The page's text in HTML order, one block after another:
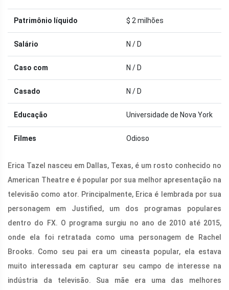
Patrimônio líquido $ 2 milhões
Salário N / D
Caso com N / D
Casado N / D
Educação Universidade de Nova York
Filmes Odioso
Erica Tazel nasceu em Dallas, Texas, é um rosto conhecido no
American Theatre e é popular por sua melhor apresentação na
televisão como ator. Principalmente, Erica é lembrada por sua
personagem em Justified, um dos programas populares
dentro do FX. O programa surgiu no ano de 2010 até 2015,
onde ela foi retratada como uma personagem de Rachel
Brooks. Como seu pai era um cineasta popular, ela estava
muito interessada em capturar seu campo de interesse na
indústria da televisão. Sua mãe era uma das melhores